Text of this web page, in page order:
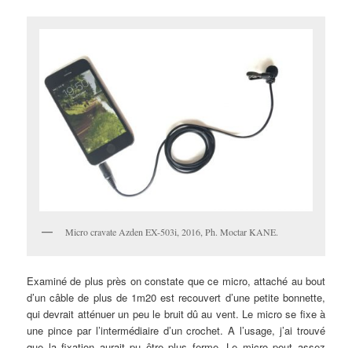
Micro cravate Azden EX-503i, 2016, Ph. Moctar KANE.
Examiné de plus près on constate que ce micro, attaché au bout
d’un câble de plus de 1m20 est recouvert d’une petite bonnette,
qui devrait atténuer un peu le bruit dû au vent. Le micro se fixe à
une pince par l’intermédiaire d’un crochet. A l’usage, j’ai trouvé